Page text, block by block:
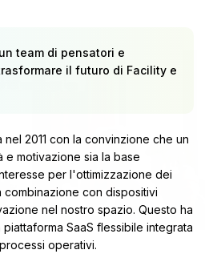
team di pensatori e
il futuro di Facility e
2011 con la convinzione che un
motivazione sia la base
per l'ottimizzazione dei
con dispositivi
nel nostro spazio. Questo ha
SaaS flessibile integrata
operativi.